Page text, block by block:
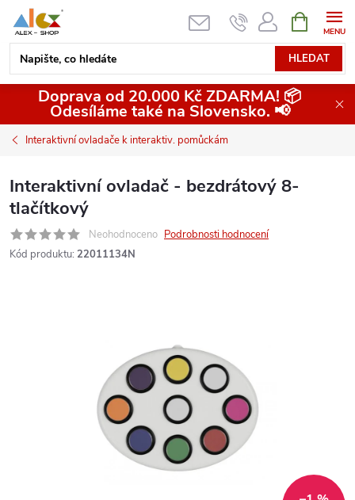
obsah
HLEDAT
NÁKUPNÍ
KOŠÍK
Doprava od 20.000 Kč ZDARMA! 📦
Odesíláme také na Slovensko. 📢
Interaktivní ovladače k interaktiv. pomůckám
Interaktivní ovladač - bezdrátový 8-
tlačítkový
Neohodnoceno Podrobnosti hodnocení
Kód produktu: 22011134N